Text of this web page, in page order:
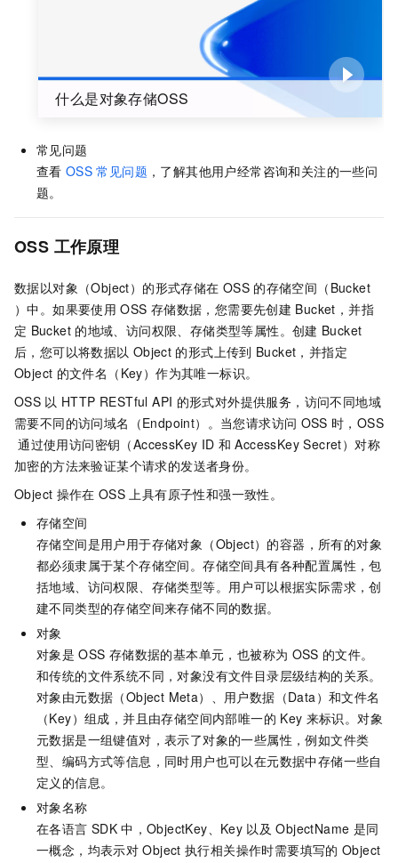
什么是对象存储OSS
常见问题
查看 OSS 常见问题 ，了解其他用户经常咨询和关注的一些问
题。
OSS 工作原理
数据以对象（Object）的形式存储在 OSS 的存储空间（Bucket
）中。如果要使用 OSS 存储数据，您需要先创建 Bucket，并指
定 Bucket 的地域、访问权限、存储类型等属性。创建 Bucket
后，您可以将数据以 Object 的形式上传到 Bucket，并指定
Object 的文件名（Key）作为其唯一标识。
OSS 以 HTTP RESTful API 的形式对外提供服务，访问不同地域
需要不同的访问域名（Endpoint）。当您请求访问 OSS 时，OSS
通过使用访问密钥（AccessKey ID 和 AccessKey Secret）对称
加密的方法来验证某个请求的发送者身份。
Object 操作在 OSS 上具有原子性和强一致性。
存储空间
存储空间是用户用于存储对象（Object）的容器，所有的对象
都必须隶属于某个存储空间。存储空间具有各种配置属性，包
括地域、访问权限、存储类型等。用户可以根据实际需求，创
建不同类型的存储空间来存储不同的数据。
对象
对象是 OSS 存储数据的基本单元，也被称为 OSS 的文件。
和传统的文件系统不同，对象没有文件目录层级结构的关系。
对象由元数据（Object Meta）、用户数据（Data）和文件名
（Key）组成，并且由存储空间内部唯一的 Key 来标识。对象
元数据是一组键值对，表示了对象的一些属性，例如文件类
型、编码方式等信息，同时用户也可以在元数据中存储一些自
定义的信息。
对象名称
在各语言 SDK 中，ObjectKey、Key 以及 ObjectName 是同
一概念，均表示对 Object 执行相关操作时需要填写的 Object